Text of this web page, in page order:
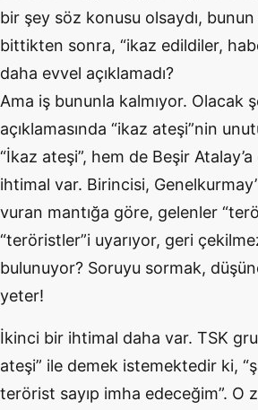
bir şey söz konusu olsaydı, bunun
bittikten sonra, “ikaz edildiler,
daha evvel açıklamadı?
Ama iş bununla kalmıyor. Olacak
açıklamasında “ikaz ateşi”nin
“İkaz ateşi”, hem de Beşir
ihtimal var. Birincisi,
vuran mantığa göre, gelenler
“teröristler”i uyarıyor, geri
bulunuyor? Soruyu sormak,
yeter!
İkinci bir ihtimal daha var. TSK
ateşi” ile demek istemektedir ki,
terörist sayıp imha edeceğim”. O